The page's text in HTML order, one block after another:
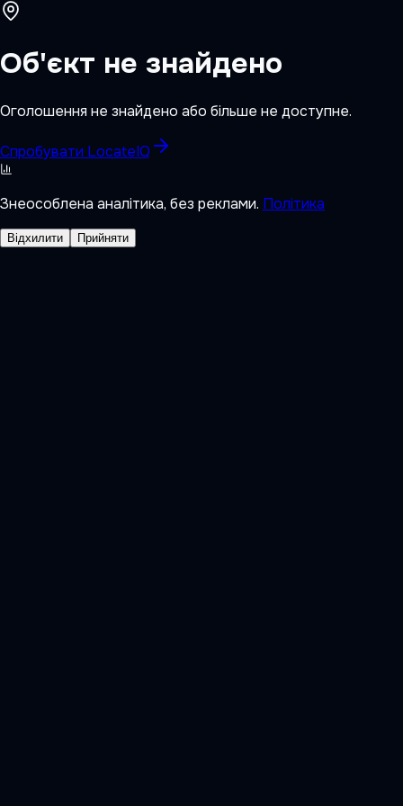
Об'єкт не знайдено
Оголошення не знайдено або більше не доступне.
Спробувати LocateIQ
Знеособлена аналітика, без реклами. Політика
Відхилити Прийняти